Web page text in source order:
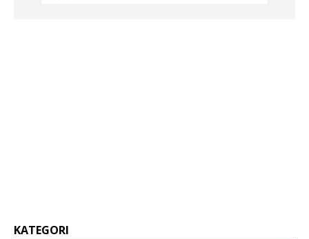
KATEGORI